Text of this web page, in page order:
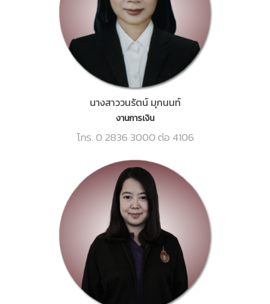
นางสาววนรัตน์ มุกนนท์
งานการเงิน
โทร. 0 2836 3000 ต่อ 4106